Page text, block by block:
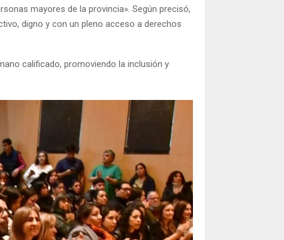
mayores de la provincia». Según precisó,
digno y con un pleno acceso a derechos
calificado, promoviendo la inclusión y